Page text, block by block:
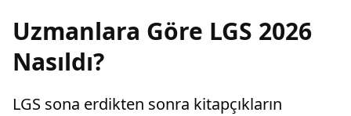
Uzmanlara Göre LGS 2026
Nasıldı?
LGS sona erdikten sonra kitapçıkların